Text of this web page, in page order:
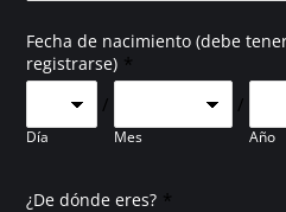
Fecha de nacimiento (debe
registrarse) *
Día
/
Mes
/
Año
¿De dónde eres? *